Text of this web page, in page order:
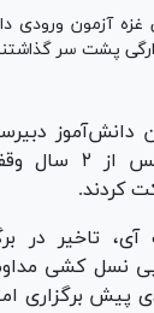
پشت سر
دانش‌آموز
جاری میلادی
تاخیر در
سال ۲۰۲۳ درپی نسل